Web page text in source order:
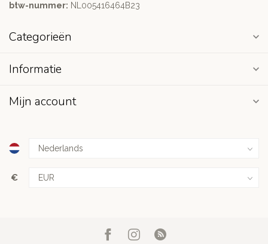
btw-nummer: NL005416464B23
Categorieën
Informatie
Mijn account
€